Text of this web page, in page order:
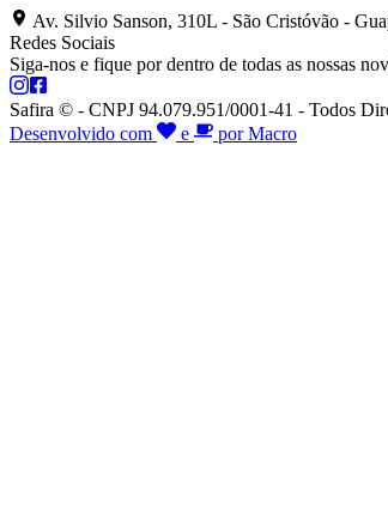
Av. Silvio Sanson, 310L - São Cristóvão -
Redes Sociais
Siga-nos e fique por dentro de todas as nossas
Safira © - CNPJ 94.079.951/0001-41 - Todos
Desenvolvido com
e por Macro